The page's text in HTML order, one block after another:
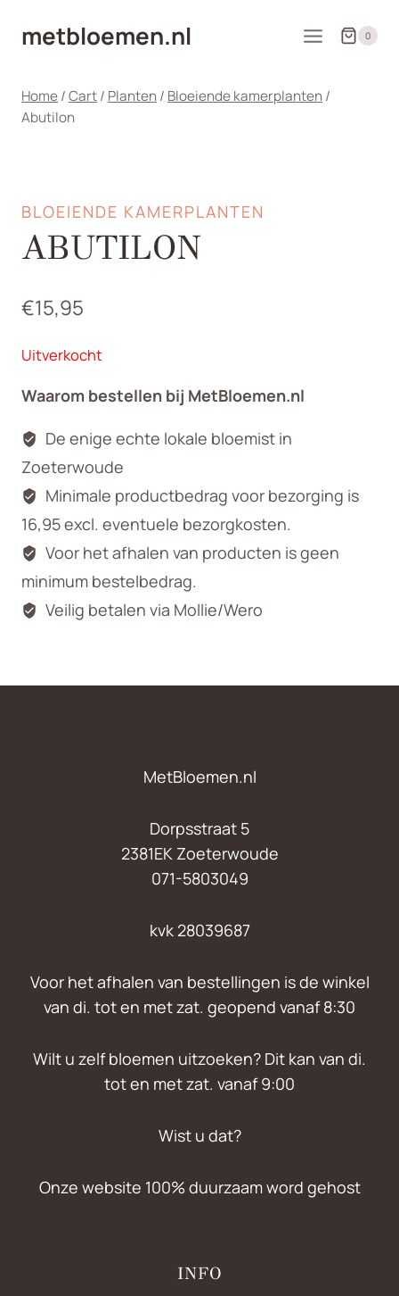
naarmetbloemen.nl 0
Home/Cart/ Planten/ Bloeiende kamerplanten/
Abutilon
BLOEIENDE KAMERPLANTEN
ABUTILON
€15,95
Uitverkocht
Waarom bestellen bij MetBloemen.nl
De enige echte lokale bloemist in
Zoeterwoude
Minimale productbedrag voor bezorging is
16,95 excl. eventuele bezorgkosten.
Voor het afhalen van producten is geen
minimum bestelbedrag.
Veilig betalen via Mollie/Wero
MetBloemen.nl
Dorpsstraat 5
2381EK Zoeterwoude
071-5803049
kvk 28039687
Voor het afhalen van bestellingen is de winkel
van di. tot en met zat. geopend vanaf 8:30
Wilt u zelf bloemen uitzoeken? Dit kan van di.
tot en met zat. vanaf 9:00
Wist u dat?
Onze website 100% duurzaam word gehost
INFO